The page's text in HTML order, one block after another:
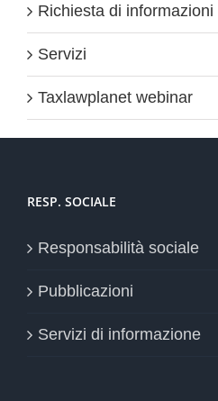
Richiesta di informazioni
Servizi
Taxlawplanet webinar
RESP. SOCIALE
Responsabilità sociale
Pubblicazioni
Servizi di informazione